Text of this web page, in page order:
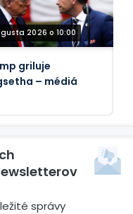
Rosatomu
2026 o 10:00
griluje
– médiá
správy